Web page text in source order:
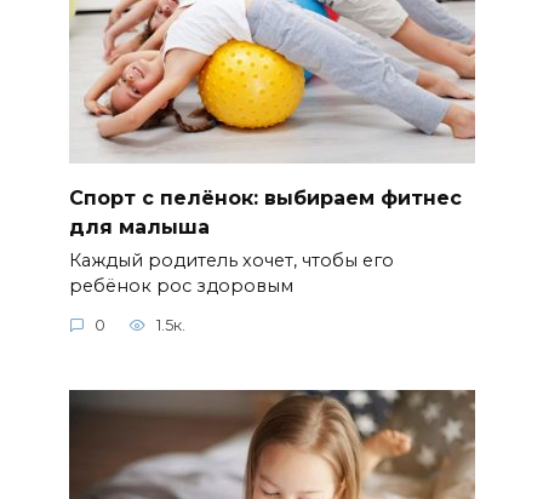
Спорт с пелёнок: выбираем фитнес
для малыша
Каждый родитель хочет, чтобы его
ребёнок рос здоровым
0 1.5к.